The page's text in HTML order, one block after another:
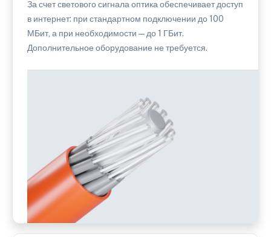
За счет светового сигнала оптика обеспечивает доступ
в интернет: при стандартном подключении до 100
МБит, а при необходимости — до 1 ГБит.
Дополнительное оборудование не требуется.